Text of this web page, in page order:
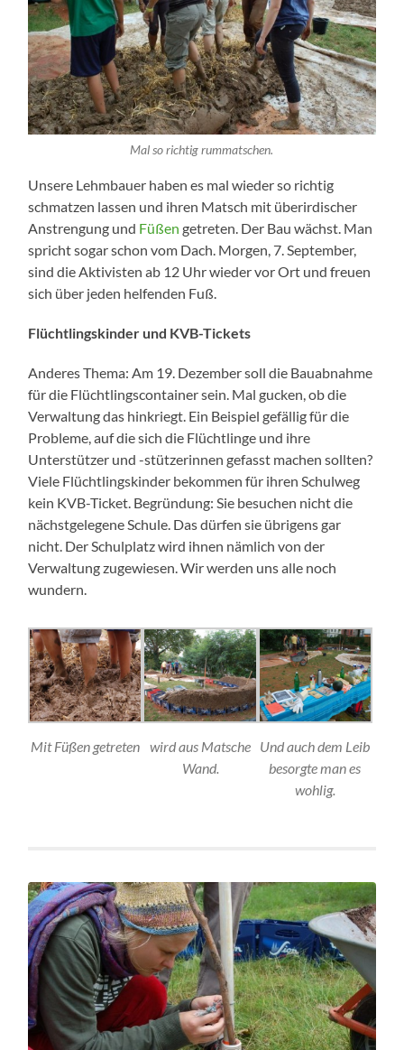
Mal so richtig rummatschen.
Unsere Lehmbauer haben es mal wieder so richtig
schmatzen lassen und ihren Matsch mit überirdischer
Anstrengung und Füßen getreten. Der Bau wächst. Man
spricht sogar schon vom Dach. Morgen, 7. September,
sind die Aktivisten ab 12 Uhr wieder vor Ort und freuen
sich über jeden helfenden Fuß.
Flüchtlingskinder und KVB-Tickets
Anderes Thema: Am 19. Dezember soll die Bauabnahme
für die Flüchtlingscontainer sein. Mal gucken, ob die
Verwaltung das hinkriegt. Ein Beispiel gefällig für die
Probleme, auf die sich die Flüchtlinge und ihre
Unterstützer und -stützerinnen gefasst machen sollten?
Viele Flüchtlingskinder bekommen für ihren Schulweg
kein KVB-Ticket. Begründung: Sie besuchen nicht die
nächstgelegene Schule. Das dürfen sie übrigens gar
nicht. Der Schulplatz wird ihnen nämlich von der
Verwaltung zugewiesen. Wir werden uns alle noch
wundern.
Mit Füßen getreten wird aus Matsche
Wand.
Und auch dem Leib
besorgte man es
wohlig.